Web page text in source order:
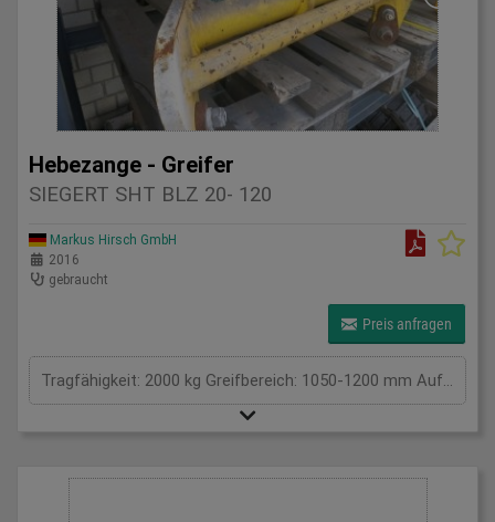
Hebezange - Greifer
SIEGERT SHT BLZ 20- 120
Markus Hirsch GmbH
2016
gebraucht
Preis anfragen
Tragfähigkeit: 2000 kg Greifbereich: 1050-1200 mm Aufhängung / Größe BxL: . 0 Eigengewicht: 180 kg Tragkraft: 2 t Spannweite: . mm Gesamtleistungsbedarf: . kW Maschinengewicht ca.: . t Raumbedarf ca.: . m